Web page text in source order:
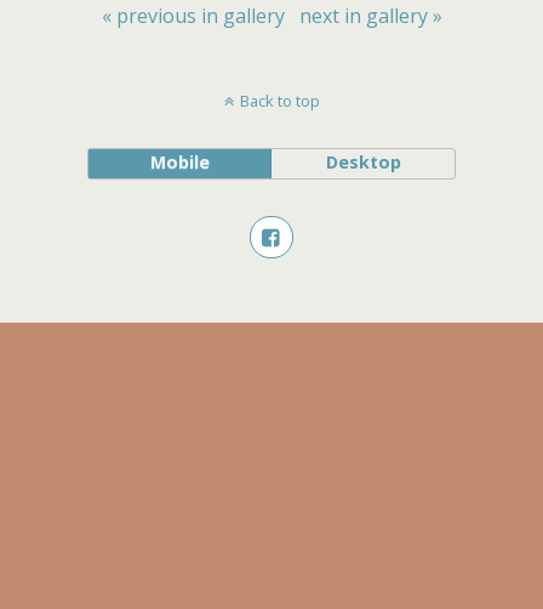
« previous in gallery next in gallery »
Back to top
Mobile Desktop